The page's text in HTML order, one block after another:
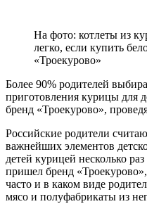
На фото: котлеты из
легко, если купить
«Троекурово»
Более 90% родителей
приготовления курицы для
бренд «Троекурово»,
Российские родители
важнейших элементов
детей курицей несколько
пришел бренд
часто и в каком виде
мясо и полуфабрикаты из